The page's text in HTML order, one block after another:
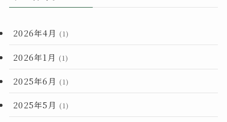
2026年4月 (1)
2026年1月 (1)
2025年6月 (1)
2025年5月 (1)